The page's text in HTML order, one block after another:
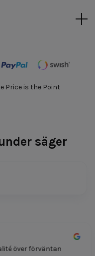
Price is the Point
säger
över förväntan